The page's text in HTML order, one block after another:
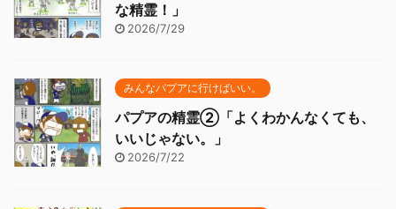
な精霊！」
2026/7/29
みんなパプアに行けばいい。
パプアの精霊②「よくわかんなくても、
いいじゃない。」
2026/7/22